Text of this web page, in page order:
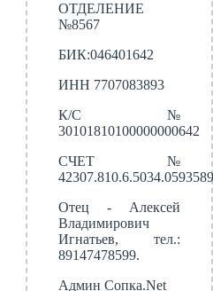
ОТДЕЛЕНИЕ
№8567
БИК:046401642
ИНН 7707083893
К/С №
30101810100000000642
СЧЕТ №
42307.810.6.5034.0593589
Отец - Алексей
Владимирович
Игнатьев, тел.:
89147478599.
Админ Сопка.Net